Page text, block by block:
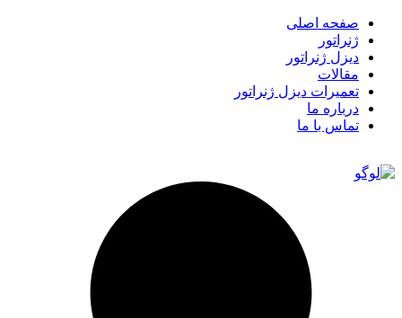
صفحه اصلی
ژنراتور
دیزل ژنراتور
مقالات
تعمیرات دیزل ژنراتور
درباره ما
تماس با ما